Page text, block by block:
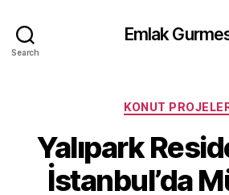
Search
Emlak
KONUT
Yalıpark
İstanbul’da